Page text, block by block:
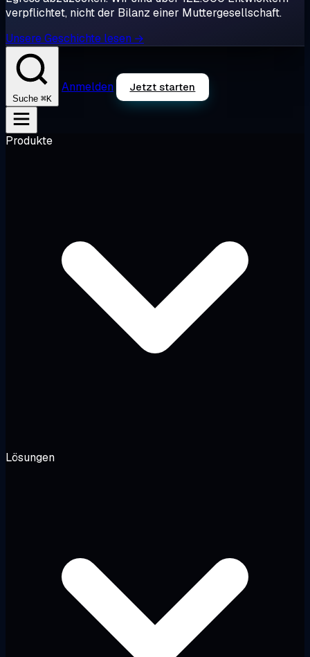
verpflichtet, nicht der Bilanz einer Muttergesellschaft.
Unsere Geschichte lesen →
Suche ⌘K
Anmelden Jetzt starten
Produkte
Lösungen